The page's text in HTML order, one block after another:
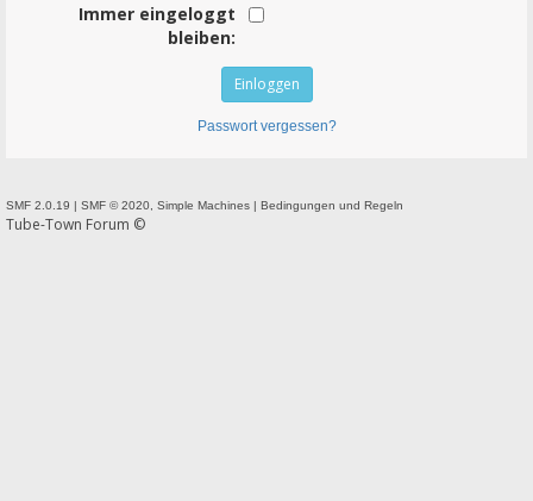
Immer eingeloggt
bleiben:
Passwort vergessen?
SMF 2.0.19 SMF © 2020, Simple Machines Bedingungen und Regeln
Tube-Town Forum ©